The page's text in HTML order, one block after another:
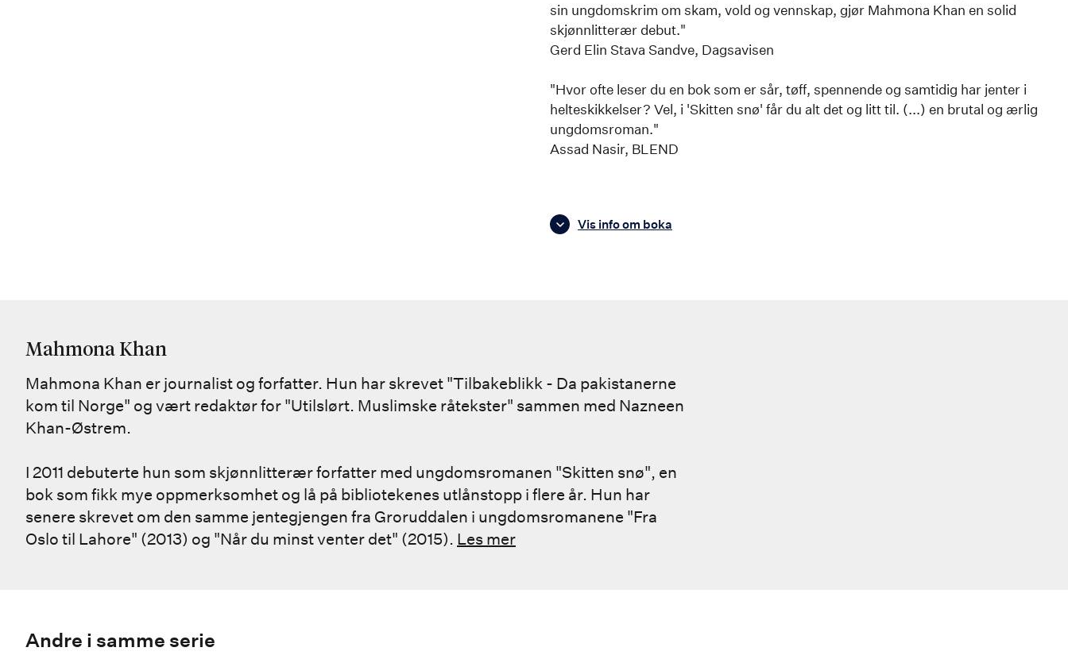
sin ungdomskrim om skam, vold og vennskap, gjør Mahmona Khan en solid
skjønnlitterær debut."
Gerd Elin Stava Sandve, Dagsavisen
"Hvor ofte leser du en bok som er sår, tøff, spennende og samtidig har jenter i
helteskikkelser? Vel, i 'Skitten snø' får du alt det og litt til. (...) en brutal og ærlig
ungdomsroman."
Assad Nasir, BLEND
Vis info om boka
Mahmona Khan
Mahmona Khan er journalist og forfatter. Hun har skrevet "Tilbakeblikk - Da pakistanerne
kom til Norge" og vært redaktør for "Utilslørt. Muslimske råtekster" sammen med Nazneen
Khan-Østrem.
I 2011 debuterte hun som skjønnlitterær forfatter med ungdomsromanen "Skitten snø", en
bok som fikk mye oppmerksomhet og lå på bibliotekenes utlånstopp i flere år. Hun har
senere skrevet om den samme jentegjengen fra Groruddalen i ungdomsromanene "Fra
Oslo til Lahore" (2013) og "Når du minst venter det" (2015). Les mer
Andre i samme serie